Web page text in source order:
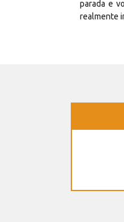
parada e
realmente